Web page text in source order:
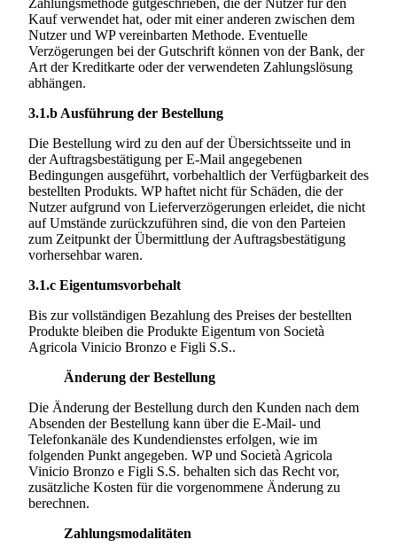
Zahlungsmethode gutgeschrieben, die der Nutzer für den
Kauf verwendet hat, oder mit einer anderen zwischen dem
Nutzer und WP vereinbarten Methode. Eventuelle
Verzögerungen bei der Gutschrift können von der Bank, der
Art der Kreditkarte oder der verwendeten Zahlungslösung
abhängen.
3.1.b Ausführung der Bestellung
Die Bestellung wird zu den auf der Übersichtsseite und in
der Auftragsbestätigung per E-Mail angegebenen
Bedingungen ausgeführt, vorbehaltlich der Verfügbarkeit des
bestellten Produkts. WP haftet nicht für Schäden, die der
Nutzer aufgrund von Lieferverzögerungen erleidet, die nicht
auf Umstände zurückzuführen sind, die von den Parteien
zum Zeitpunkt der Übermittlung der Auftragsbestätigung
vorhersehbar waren.
3.1.c Eigentumsvorbehalt
Bis zur vollständigen Bezahlung des Preises der bestellten
Produkte bleiben die Produkte Eigentum von Società
Agricola Vinicio Bronzo e Figli S.S..
Änderung der Bestellung
Die Änderung der Bestellung durch den Kunden nach dem
Absenden der Bestellung kann über die E-Mail- und
Telefonkanäle des Kundendienstes erfolgen, wie im
folgenden Punkt angegeben. WP und Società Agricola
Vinicio Bronzo e Figli S.S. behalten sich das Recht vor,
zusätzliche Kosten für die vorgenommene Änderung zu
berechnen.
Zahlungsmodalitäten